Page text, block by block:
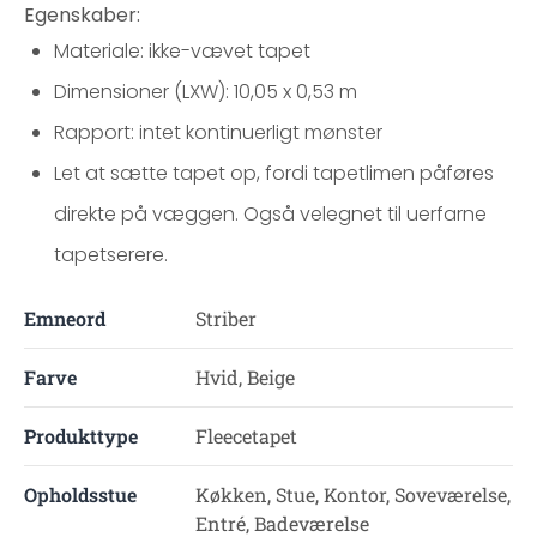
Egenskaber:
Materiale: ikke-vævet tapet
Dimensioner (LXW): 10,05 x 0,53 m
Rapport: intet kontinuerligt mønster
Let at sætte tapet op, fordi tapetlimen påføres
direkte på væggen. Også velegnet til uerfarne
tapetserere.
Emneord Striber
Farve Hvid, Beige
Produkttype Fleecetapet
Opholdsstue
Køkken, Stue, Kontor, Soveværelse,
Entré, Badeværelse